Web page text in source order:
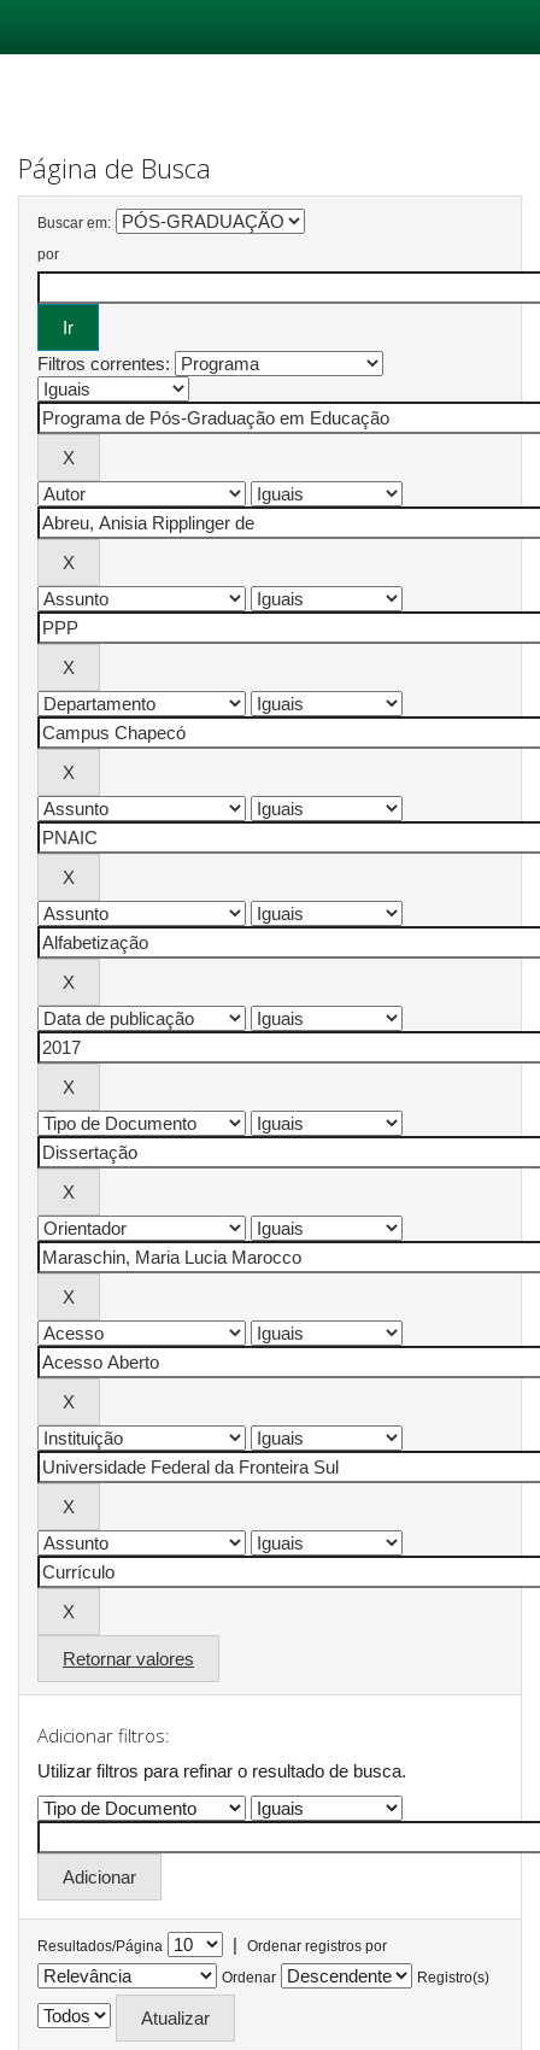
Página de Busca
Buscar em:
por
Filtros correntes:
Retornar valores
Adicionar filtros:
Utilizar filtros para refinar o resultado de busca.
Resultados/Página |
Ordenar registros por
Ordenar
Registro(s)